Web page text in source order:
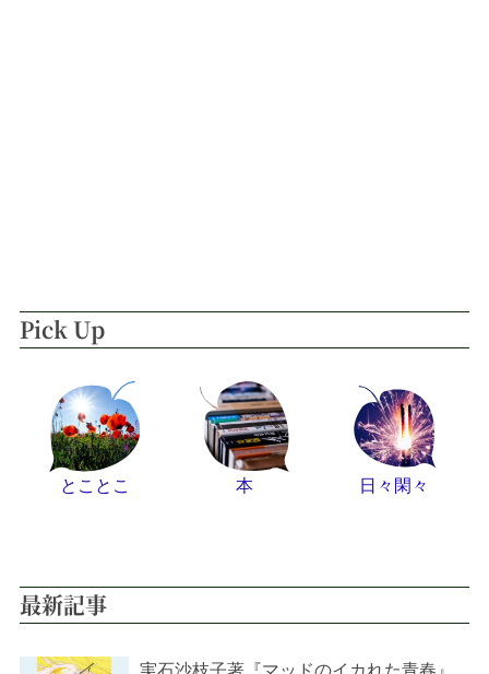
Pick Up
とことこ 本 日々閑々
最新記事
実石沙枝子著『マッドのイカれた青春』